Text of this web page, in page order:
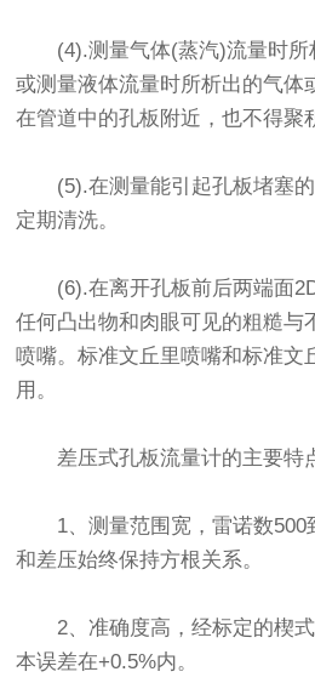
(4).测量气体(蒸汽)流量时所
或测量液体流量时所析出的气体
在管道中的孔板附近，也不得聚
(5).在测量能引起孔板堵塞的
定期清洗。
(6).在离开孔板前后两端面
任何凸出物和肉眼可见的粗糙与
喷嘴。标准文丘里喷嘴和标准文
用。
差压式孔板流量计的主要特
1、测量范围宽，雷诺数500
和差压始终保持方根关系。
2、准确度高，经标定的楔式
本误差在+0.5%内。